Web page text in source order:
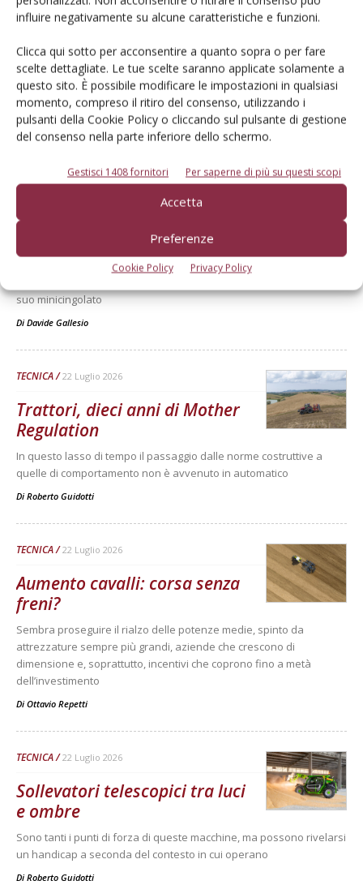
influire negativamente su alcune caratteristiche e funzioni.
Clicca qui sotto per acconsentire a quanto sopra o per fare
scelte dettagliate. Le tue scelte saranno applicate solamente a
questo sito. È possibile modificare le impostazioni in qualsiasi
momento, compreso il ritiro del consenso, utilizzando i
pulsanti della Cookie Policy o cliccando sul pulsante di gestione
del consenso nella parte inferiore dello schermo.
Gestisci 1408 fornitori Per saperne di più su questi scopi
Accetta
Preferenze
Cookie Policy Privacy Policy
Dalla stessa categoria
TECNICA 22 Luglio 2026
Merlo, restyling Turbofarmer e
Merlo ha aggiornato la sua gamma di telescopici TF e Roto, assieme
suo minicingolato
Di Davide Gallesio
TECNICA 22 Luglio 2026
Trattori, dieci anni di Mother
Regulation
In questo lasso di tempo il passaggio dalle norme costruttive a
quelle di comportamento non è avvenuto in automatico
Di Roberto Guidotti
TECNICA 22 Luglio 2026
Aumento cavalli: corsa senza
freni?
Sembra proseguire il rialzo delle potenze medie, spinto da
attrezzature sempre più grandi, aziende che crescono di
dimensione e, soprattutto, incentivi che coprono fino a metà
dell’investimento
Di Ottavio Repetti
TECNICA 22 Luglio 2026
Sollevatori telescopici tra luci
e ombre
Sono tanti i punti di forza di queste macchine, ma possono rivelarsi
un handicap a seconda del contesto in cui operano
Di Roberto Guidotti